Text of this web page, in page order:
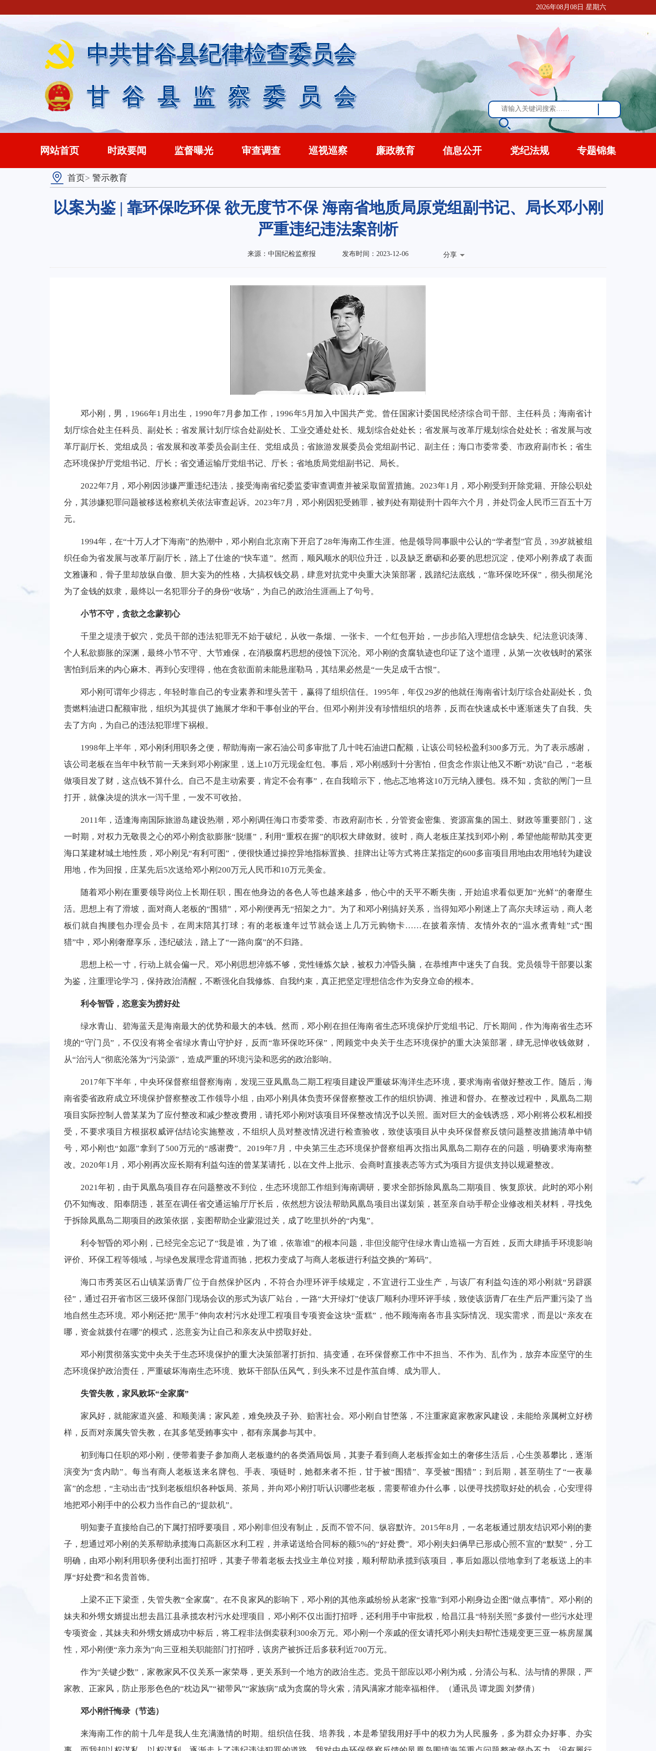
2026年08月08日 星期六
中共甘谷县纪律检查委员会
甘谷县监察委员会
网站首页 时政要闻 监督曝光 审查调查 巡视巡察 廉政教育 信息公开 党纪法规 专题锦集
首页> 警示教育
以案为鉴 | 靠环保吃环保 欲无度节不保 海南省地质局原党组副书记、局长邓小刚
严重违纪违法案剖析
来源：中国纪检监察报 发布时间：2023-12-06 分享
邓小刚，男，1966年1月出生，1990年7月参加工作，1996年5月加入中国共产党。曾任国家计委国民经济综合司干部、主任科员；海南省计
划厅综合处主任科员、副处长；省发展计划厅综合处副处长、工业交通处处长、规划综合处处长；省发展与改革厅规划综合处处长；省发展与改
革厅副厅长、党组成员；省发展和改革委员会副主任、党组成员；省旅游发展委员会党组副书记、副主任；海口市委常委、市政府副市长；省生
态环境保护厅党组书记、厅长；省交通运输厅党组书记、厅长；省地质局党组副书记、局长。
2022年7月，邓小刚因涉嫌严重违纪违法，接受海南省纪委监委审查调查并被采取留置措施。2023年1月，邓小刚受到开除党籍、开除公职处
分，其涉嫌犯罪问题被移送检察机关依法审查起诉。2023年7月，邓小刚因犯受贿罪，被判处有期徒刑十四年六个月，并处罚金人民币三百五十万
元。
1994年，在“十万人才下海南”的热潮中，邓小刚自北京南下开启了28年海南工作生涯。他是领导同事眼中公认的“学者型”官员，39岁就被组
织任命为省发展与改革厅副厅长，踏上了仕途的“快车道”。然而，顺风顺水的职位升迁，以及缺乏磨砺和必要的思想沉淀，使邓小刚养成了表面
文雅谦和，骨子里却放纵自傲、胆大妄为的性格，大搞权钱交易，肆意对抗党中央重大决策部署，践踏纪法底线，“靠环保吃环保”，彻头彻尾沦
为了金钱的奴隶，最终以一名犯罪分子的身份“收场”，为自己的政治生涯画上了句号。
小节不守，贪欲之念蒙初心
千里之堤溃于蚁穴，党员干部的违法犯罪无不始于破纪，从收一条烟、一张卡、一个红包开始，一步步陷入理想信念缺失、纪法意识淡薄、
个人私欲膨胀的深渊，最终小节不守、大节难保，在消极腐朽思想的侵蚀下沉沦。邓小刚的贪腐轨迹也印证了这个道理，从第一次收钱时的紧张
害怕到后来的内心麻木、再到心安理得，他在贪欲面前未能悬崖勒马，其结果必然是“一失足成千古恨”。
邓小刚可谓年少得志，年轻时靠自己的专业素养和埋头苦干，赢得了组织信任。1995年，年仅29岁的他就任海南省计划厅综合处副处长，负
责燃料油进口配额审批，组织为其提供了施展才华和干事创业的平台。但邓小刚并没有珍惜组织的培养，反而在快速成长中逐渐迷失了自我、失
去了方向，为自己的违法犯罪埋下祸根。
1998年上半年，邓小刚利用职务之便，帮助海南一家石油公司多审批了几十吨石油进口配额，让该公司轻松盈利300多万元。为了表示感谢，
该公司老板在当年中秋节前一天来到邓小刚家里，送上10万元现金红包。事后，邓小刚感到十分害怕，但贪念作祟让他又不断“劝说”自己，“老板
做项目发了财，这点钱不算什么。自己不是主动索要，肯定不会有事”，在自我暗示下，他忐忑地将这10万元纳入腰包。殊不知，贪欲的闸门一旦
打开，就像决堤的洪水一泻千里，一发不可收拾。
2011年，适逢海南国际旅游岛建设热潮，邓小刚调任海口市委常委、市政府副市长，分管资金密集、资源富集的国土、财政等重要部门，这
一时期，对权力无敬畏之心的邓小刚贪欲膨胀“脱缰”，利用“重权在握”的职权大肆敛财。彼时，商人老板庄某找到邓小刚，希望他能帮助其变更
海口某建材城土地性质，邓小刚见“有利可图”，便很快通过操控异地指标置换、挂牌出让等方式将庄某指定的600多亩项目用地由农用地转为建设
用地，作为回报，庄某先后5次送给邓小刚200万元人民币和10万元美金。
随着邓小刚在重要领导岗位上长期任职，围在他身边的各色人等也越来越多，他心中的天平不断失衡，开始追求看似更加“光鲜”的奢靡生
活。思想上有了滑坡，面对商人老板的“围猎”，邓小刚便再无“招架之力”。为了和邓小刚搞好关系，当得知邓小刚迷上了高尔夫球运动，商人老
板们就自掏腰包办理会员卡，在周末陪其打球；有的老板逢年过节就会送上几万元购物卡……在披着亲情、友情外衣的“温水煮青蛙”式“围
猎”中，邓小刚奢靡享乐，违纪破法，踏上了“一路向腐”的不归路。
思想上松一寸，行动上就会偏一尺。邓小刚思想淬炼不够，党性锤炼欠缺，被权力冲昏头脑，在恭维声中迷失了自我。党员领导干部要以案
为鉴，注重理论学习，保持政治清醒，不断强化自我修炼、自我约束，真正把坚定理想信念作为安身立命的根本。
利令智昏，恣意妄为捞好处
绿水青山、碧海蓝天是海南最大的优势和最大的本钱。然而，邓小刚在担任海南省生态环境保护厅党组书记、厅长期间，作为海南省生态环
境的“守门员”，不仅没有将全省绿水青山守护好，反而“靠环保吃环保”，罔顾党中央关于生态环境保护的重大决策部署，肆无忌惮收钱敛财，
从“治污人”彻底沦落为“污染源”，造成严重的环境污染和恶劣的政治影响。
2017年下半年，中央环保督察组督察海南，发现三亚凤凰岛二期工程项目建设严重破坏海洋生态环境，要求海南省做好整改工作。随后，海
南省委省政府成立环境保护督察整改工作领导小组，由邓小刚具体负责环保督察整改工作的组织协调、推进和督办。在整改过程中，凤凰岛二期
项目实际控制人曾某某为了应付整改和减少整改费用，请托邓小刚对该项目环保整改情况予以关照。面对巨大的金钱诱惑，邓小刚将公权私相授
受，不要求项目方根据权威评估结论实施整改，不组织人员对整改情况进行检查验收，致使该项目从中央环保督察反馈问题整改措施清单中销
号，邓小刚也“如愿”拿到了500万元的“感谢费”。2019年7月，中央第三生态环境保护督察组再次指出凤凰岛二期存在的问题，明确要求海南整
改。2020年1月，邓小刚再次应长期有利益勾连的曾某某请托，以在文件上批示、会商时直接表态等方式为项目方提供支持以规避整改。
2021年初，由于凤凰岛项目存在问题整改不到位，生态环境部工作组到海南调研，要求全部拆除凤凰岛二期项目、恢复原状。此时的邓小刚
仍不知悔改、阳奉阴违，甚至在调任省交通运输厅厅长后，依然想方设法帮助凤凰岛项目出谋划策，甚至亲自动手帮企业修改相关材料，寻找免
于拆除凤凰岛二期项目的政策依据，妄图帮助企业蒙混过关，成了吃里扒外的“内鬼”。
利令智昏的邓小刚，已经完全忘记了“我是谁，为了谁，依靠谁”的根本问题，非但没能守住绿水青山造福一方百姓，反而大肆插手环境影响
评价、环保工程等领域，与绿色发展理念背道而驰，把权力变成了与商人老板进行利益交换的“筹码”。
海口市秀英区石山镇某沥青厂位于自然保护区内，不符合办理环评手续规定，不宜进行工业生产，与该厂有利益勾连的邓小刚就“另辟蹊
径”，通过召开省市区三级环保部门现场会议的形式为该厂站台，一路“大开绿灯”使该厂顺利办理环评手续，致使该沥青厂在生产后严重污染了当
地自然生态环境。邓小刚还把“黑手”伸向农村污水处理工程项目专项资金这块“蛋糕”，他不顾海南各市县实际情况、现实需求，而是以“亲友在
哪，资金就拨付在哪”的模式，恣意妄为让自己和亲友从中捞取好处。
邓小刚贯彻落实党中央关于生态环境保护的重大决策部署打折扣、搞变通，在环保督察工作中不担当、不作为、乱作为，放弃本应坚守的生
态环境保护政治责任，严重破坏海南生态环境、败坏干部队伍风气，到头来不过是作茧自缚、成为罪人。
失管失教，家风败坏“全家腐”
家风好，就能家道兴盛、和顺美满；家风差，难免殃及子孙、贻害社会。邓小刚自甘堕落，不注重家庭家教家风建设，未能给亲属树立好榜
样，反而对亲属失管失教，在其多笔受贿事实中，都有亲属参与其中。
初到海口任职的邓小刚，便带着妻子参加商人老板邀约的各类酒局饭局，其妻子看到商人老板挥金如土的奢侈生活后，心生羡慕攀比，逐渐
演变为“贪内助”。每当有商人老板送来名牌包、手表、项链时，她都来者不拒，甘于被“围猎”、享受被“围猎”；到后期，甚至萌生了“一夜暴
富”的念想，“主动出击”找到老板组织各种饭局、茶局，并向邓小刚打听认识哪些老板，需要帮谁办什么事，以便寻找捞取好处的机会，心安理得
地把邓小刚手中的公权力当作自己的“提款机”。
明知妻子直接给自己的下属打招呼要项目，邓小刚非但没有制止，反而不管不问、纵容默许。2015年8月，一名老板通过朋友结识邓小刚的妻
子，想通过邓小刚的关系帮助承揽海口高新区水利工程，并承诺送给合同标的额5%的“好处费”。邓小刚夫妇俩早已形成心照不宣的“默契”，分工
明确，由邓小刚利用职务便利出面打招呼，其妻子带着老板去找业主单位对接，顺利帮助承揽到该项目，事后如愿以偿地拿到了老板送上的丰
厚“好处费”和名贵首饰。
上梁不正下梁歪，失管失教“全家腐”。在不良家风的影响下，邓小刚的其他亲戚纷纷从老家“投靠”到邓小刚身边企图“做点事情”。邓小刚的
妹夫和外甥女婿提出想去昌江县承揽农村污水处理项目，邓小刚不仅出面打招呼，还利用手中审批权，给昌江县“特别关照”多拨付一些污水处理
专项资金，其妹夫和外甥女婿成功中标后，将工程非法倒卖获利300余万元。邓小刚一个亲戚的侄女请托邓小刚夫妇帮忙违规变更三亚一栋房屋属
性，邓小刚便“亲力亲为”向三亚相关职能部门打招呼，该房产被拆迁后多获利近700万元。
作为“关键少数”，家教家风不仅关系一家荣辱，更关系到一个地方的政治生态。党员干部应以邓小刚为戒，分清公与私、法与情的界限，严
家教、正家风，防止形形色色的“枕边风”“裙带风”“家族病”成为贪腐的导火索，清风满家才能幸福相伴。
（通讯员 谭龙圆 刘梦倩）
邓小刚忏悔录（节选）
来海南工作的前十几年是我人生充满激情的时期。组织信任我、培养我，本是希望我用好手中的权力为人民服务，多为群众办好事、办实